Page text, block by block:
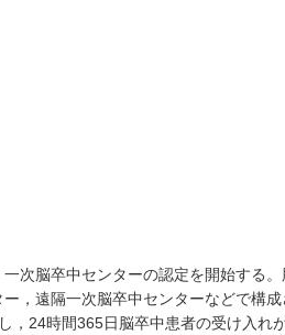
次脳卒中センターの認定を開始する。
，遠隔一次脳卒中センターなどで構成
，24時間365日脳卒中患者の受け入れ